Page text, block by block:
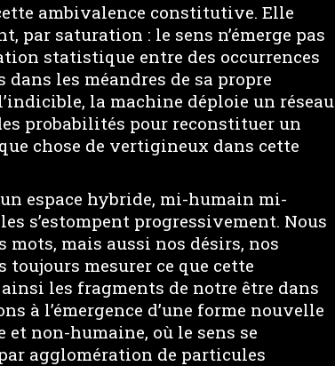
ambivalence constitutive. Elle
par saturation : le sens n’émerge pas
statistique entre des occurrences
les méandres de sa propre
la machine déploie un réseau
probabilités pour reconstituer un
chose de vertigineux dans cette
espace hybride, mi-humain mi-
s’estompent progressivement. Nous
mais aussi nos désirs, nos
mesurer ce que cette
les fragments de notre être dans
à l’émergence d’une forme nouvelle
non-humaine, où le sens se
agglomération de particules